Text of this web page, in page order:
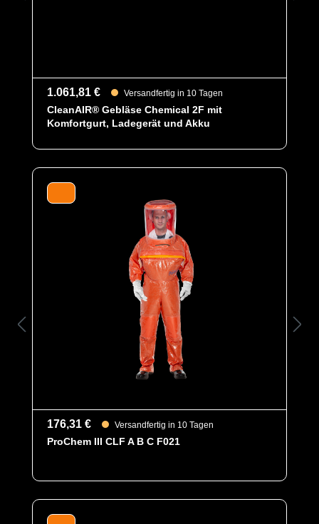
1.061,81 € Versandfertig in 10 Tagen
CleanAIR® Gebläse Chemical 2F mit
Komfortgurt, Ladegerät und Akku
176,31 € Versandfertig in 10 Tagen
ProChem III CLF A B C F021